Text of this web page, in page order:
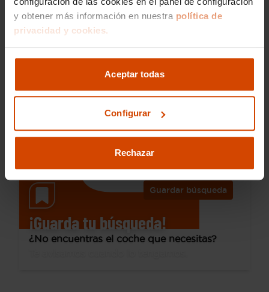
y obtener más información en nuestra política de
privacidad y cookies.
Aceptar todas
Configurar
Rechazar
16.990 €
1.6 CRDI 100kW (136CV) 48V Maxx DCT
Híbrido no enchufable
Automática
Guardar búsqueda
¡Guarda tu búsqueda!
¿No encuentras el coche que necesitas?